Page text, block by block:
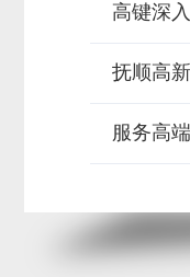
高键深
抚顺高
服务高